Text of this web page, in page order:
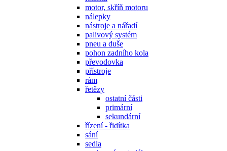
motor, skříň motoru
nálepky
nástroje a nářadí
palivový systém
pneu a duše
pohon zadního kola
převodovka
přístroje
rám
řetězy
ostatní části
primární
sekundární
řízení - řidítka
sání
sedla